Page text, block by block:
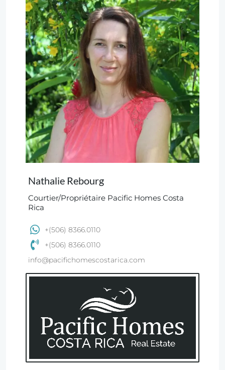
Nathalie Rebourg
Courtier/Propriétaire Pacific Homes Costa
Rica
+(506) 8366.0110
+(506) 8366.0110
info@pacifichomescostarica.com